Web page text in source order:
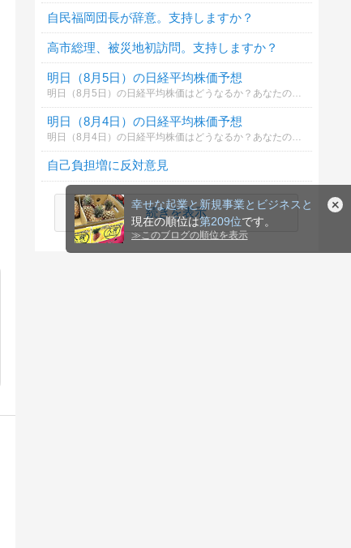
幸せな起業と新規事業とビジネスと
現在の順位は第209位です。
≫このブログの順位を表示
自民福岡団長が辞意。支持しますか？
高市総理、被災地初訪問。支持しますか？
明日（8月5日）の日経平均株価予想
明日（8月5日）の日経平均株価はどうなるか？あなたの御意見を聞かせて下さい。勿論希望や勘でもかまいません。見るだけもＯＫ！
明日（8月4日）の日経平均株価予想
明日（8月4日）の日経平均株価はどうなるか？あなたの御意見を聞かせて下さい。勿論希望や勘でもかまいません。見るだけもＯＫ！
自己負担増に反対意見
続きを表示